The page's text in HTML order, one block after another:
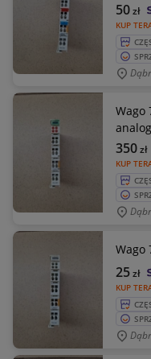
KUP
50zł
Wago
KUP
350zł
Wago
KUP
25zł